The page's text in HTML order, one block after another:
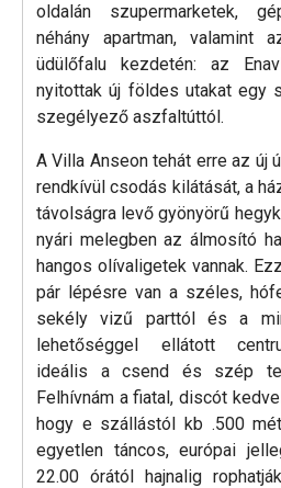
oldalán szupermarketek,
néhány apartman, valamint
üdülőfalu kezdetén: az
nyitottak új földes utakat egy
szegélyező aszfaltúttól.
A Villa Anseon tehát erre az új
rendkívül csodás kilátását, a
távolságra levő gyönyörű
nyári melegben az álmosító
hangos olívaligetek vannak.
pár lépésre van a széles,
sekély vizű parttól és a
lehetőséggel ellátott
ideális a csend és szép
Felhívnám a fiatal, discót
hogy e szállástól kb .500
egyetlen táncos, európai
22.00 órától hajnalig